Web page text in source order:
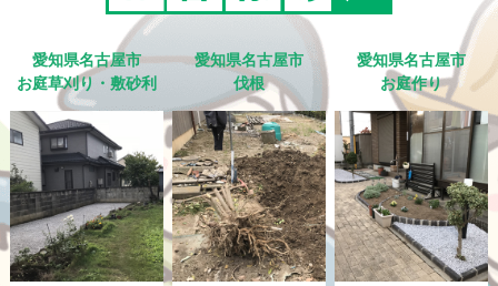
愛知県名古屋市
お庭草刈り・敷砂利
愛知県名古屋市
伐根
愛知県名古屋市
お庭作り